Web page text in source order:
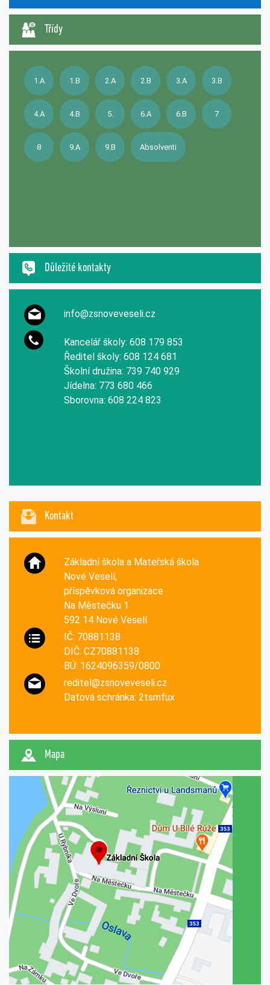
Třídy
1.A 1.B 2.A 2.B 3.A 3.B
4.A 4.B 5. 6.A 6.B 7
8 9.A 9.B Absolventi
Důležité kontakty
info@zsnoveveseli.cz
Kancelář školy: 608 179 853
Ředitel školy: 608 124 681
Školní družina: 739 740 929
Jídelna: 773 680 466
Sborovna: 608 224 823
Kontakt
Základní škola a Mateřská škola
Nové Veselí,
příspěvková organizace
Na Městečku 1
592 14 Nové Veselí
IČ: 70881138
DIČ: CZ70881138
BÚ: 1624096359/0800
reditel@zsnoveveseli.cz
Datová schránka: 2tsmfux
Mapa